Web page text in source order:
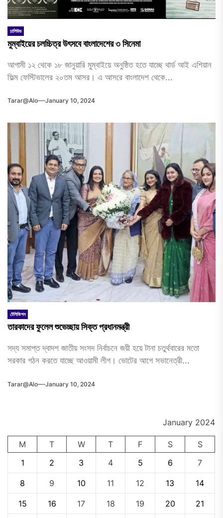
ঢালিউড
মুম্বাইয়ের চলচ্চিত্র উৎসবে বাংলাদেশের ৩ সিনেমা
আগামী ১২ থেকে ১৮ জানুয়ারি মুম্বাইয়ে অনুষ্ঠিত হতে যাচ্ছে থার্ড আই এশিয়ান
ফিল্ম ফেস্টিভালের ২০তম আসর। এ আসরে বাংলাদেশ থেকে...
Tarar@alo January 10, 2024
টেলিভিশন
তারকাদের ফুলেল শুভেচ্ছায় সিক্ত প্রধানমন্ত্রী
সদ্য সমাপ্ত দ্বাদশ জাতীয় সংসদ নির্বাচনে জয়ী হয়ে টানা চতুর্থবারের মতো
সরকার গঠন করতে যাচ্ছে আওয়ামী লীগ। ভোটের আগে সভানেত্রী...
Tarar@alo January 10, 2024
January 2024
M T W T F S
S
1
2 3 4 5 6 7
8 9 10 11 12 13 14
15 16 17 18 19 20 21